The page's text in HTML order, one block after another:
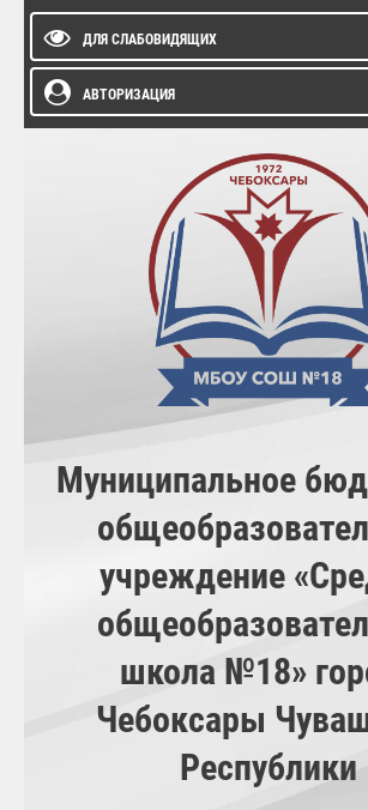
ДЛЯ СЛАБОВИДЯЩИХ
АВТОРИЗАЦИЯ
Муниципальное
учреждение
школа №18»
Чебоксары
Республики